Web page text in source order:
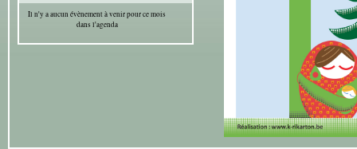
Il n'y a aucun évènement à venir pour ce mois
dans l'agenda